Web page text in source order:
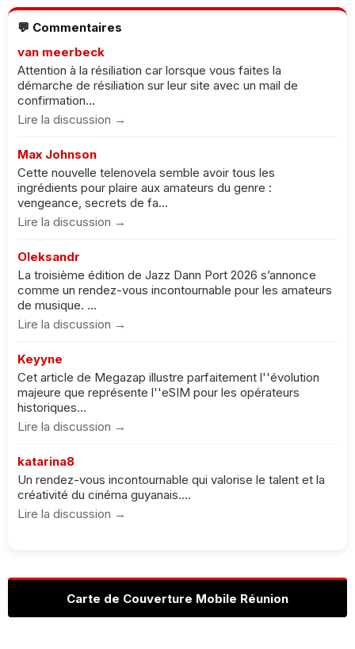
💬 Commentaires
van meerbeck
Attention à la résiliation car lorsque vous faites la
démarche de résiliation sur leur site avec un mail de
confirmation...
Lire la discussion →
Max Johnson
Cette nouvelle telenovela semble avoir tous les
ingrédients pour plaire aux amateurs du genre :
vengeance, secrets de fa...
Lire la discussion →
Oleksandr
La troisième édition de Jazz Dann Port 2026 s’annonce
comme un rendez-vous incontournable pour les amateurs
de musique. ...
Lire la discussion →
Keyyne
Cet article de Megazap illustre parfaitement l''évolution
majeure que représente l''eSIM pour les opérateurs
historiques...
Lire la discussion →
katarina8
Un rendez-vous incontournable qui valorise le talent et la
créativité du cinéma guyanais....
Lire la discussion →
Carte de Couverture Mobile Réunion